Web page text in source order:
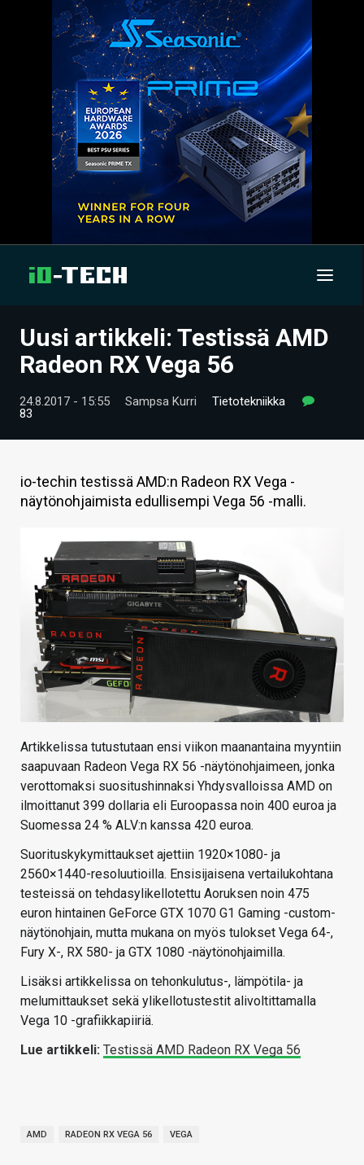
UUTISET
VIDEOT
TIETOA
KAUPPA
VAIHDA TEEMA
HAKU
Uusi artikkeli: Testissä AMD
Radeon RX Vega 56
24.8.2017 - 15:55 Sampsa Kurri
Tietotekniikka
83
io-techin testissä AMD:n Radeon RX Vega -
näytönohjaimista edullisempi Vega 56 -malli.
Artikkelissa tutustutaan ensi viikon maanantaina myyntiin
saapuvaan Radeon Vega RX 56 -näytönohjaimeen, jonka
verottomaksi suositushinnaksi Yhdysvalloissa AMD on
ilmoittanut 399 dollaria eli Euroopassa noin 400 euroa ja
Suomessa 24 % ALV:n kanssa 420 euroa.
Suorituskykymittaukset ajettiin 1920×1080- ja
2560×1440-resoluutioilla. Ensisijaisena vertailukohtana
testeissä on tehdasylikellotettu Aoruksen noin 475
euron hintainen GeForce GTX 1070 G1 Gaming -custom-
näytönohjain, mutta mukana on myös tulokset Vega 64-,
Fury X-, RX 580- ja GTX 1080 -näytönohjaimilla.
Lisäksi artikkelissa on tehonkulutus-, lämpötila- ja
melumittaukset sekä ylikellotustestit alivoltittamalla
Vega 10 -grafiikkapiiriä.
Lue artikkeli: Testissä AMD Radeon RX Vega 56
AMD RADEON RX VEGA 56 VEGA